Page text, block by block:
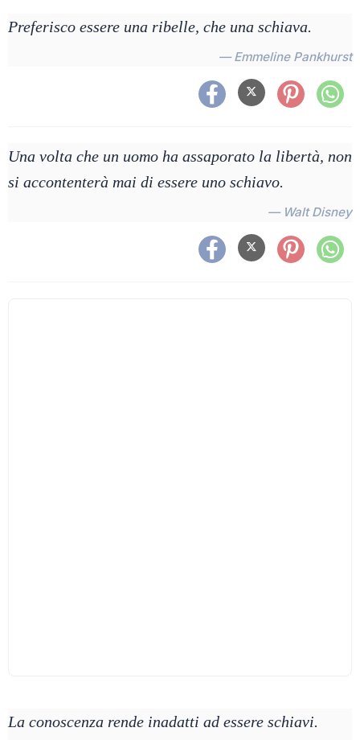
Preferisco essere una ribelle, che una schiava.
— Emmeline Pankhurst
Una volta che un uomo ha assaporato la libertà, non
si accontenterà mai di essere uno schiavo.
— Walt Disney
La conoscenza rende inadatti ad essere schiavi.